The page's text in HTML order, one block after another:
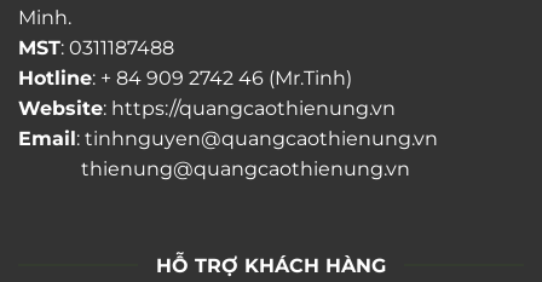
Minh.
MST: 0311187488
Hotline: + 84 909 2742 46 (Mr.Tinh)
Website: https://quangcaothienung.vn
Email: tinhnguyen@quangcaothienung.vn
thienung@quangcaothienung.vn
HỖ TRỢ KHÁCH HÀNG